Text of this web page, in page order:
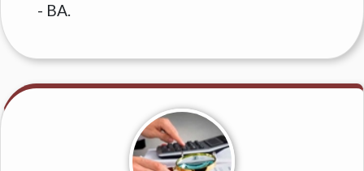
- BA.